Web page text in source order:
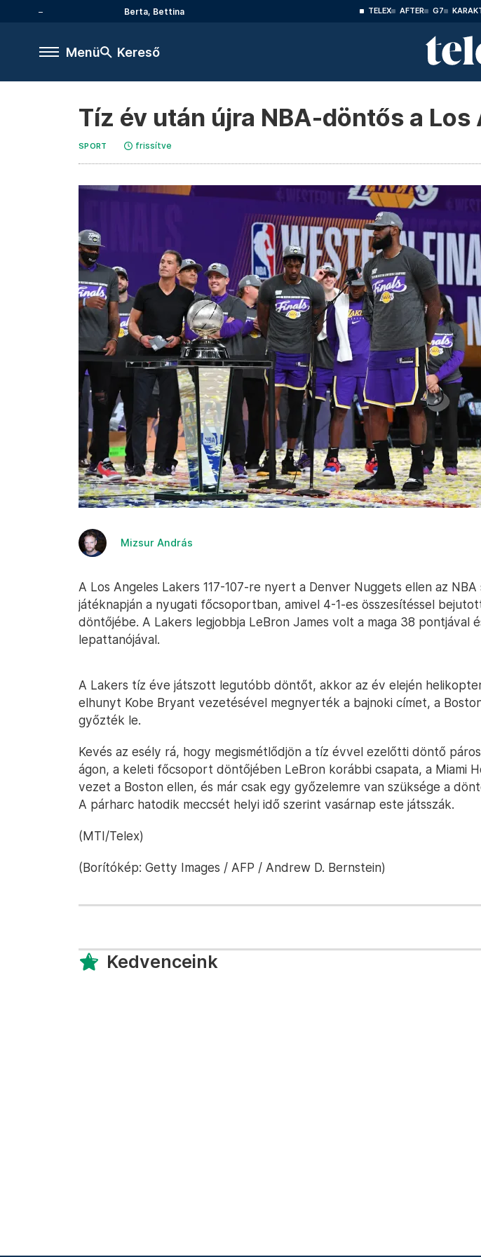
Berta, Bettina TELEX AFTER G7
Menü Kereső
Tíz év után újra NBA-döntős a Los
SPORT frissítve
Mizsur András
A Los Angeles Lakers 117-107-re nyert a Denver Nuggets ellen az NBA
játéknapján a nyugati főcsoportban, amivel 4-1-es összesítéssel
döntőjébe. A Lakers legjobbja LeBron James volt a maga 38 pontjával
lepattanójával.
A Lakers tíz éve játszott legutóbb döntőt, akkor az év elején
elhunyt Kobe Bryant vezetésével megnyerték a bajnoki címet, a
győzték le.
Kevés az esély rá, hogy megismétlődjön a tíz évvel ezelőtti döntő
ágon, a keleti főcsoport döntőjében LeBron korábbi csapata, a Miami
vezet a Boston ellen, és már csak egy győzelemre van szüksége a
A párharc hatodik meccsét helyi idő szerint vasárnap este játsszák.
(MTI/Telex)
(Borítókép: Getty Images / AFP / Andrew D. Bernstein)
Kedvenceink